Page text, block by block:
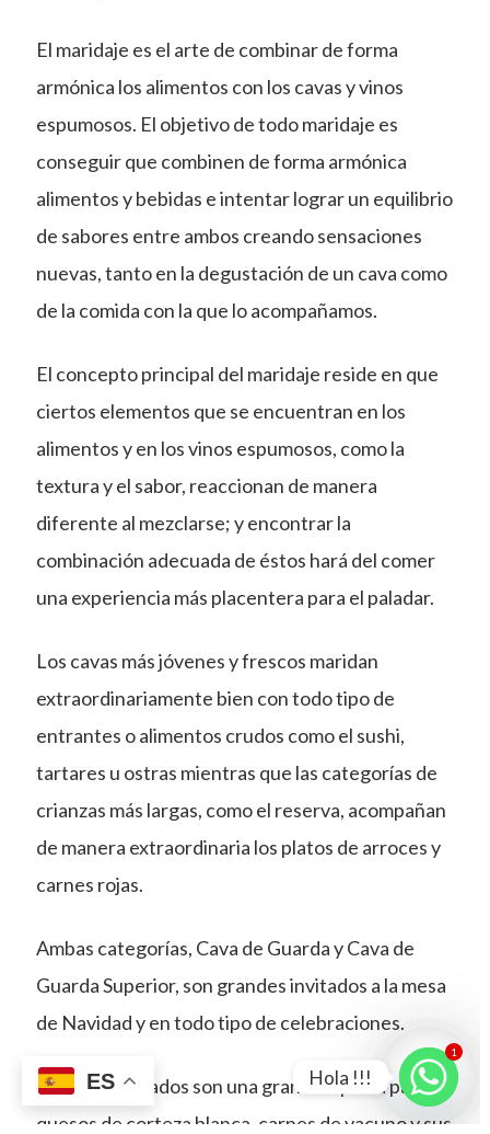
El maridaje es el arte de combinar de forma
armónica los alimentos con los cavas y vinos
espumosos. El objetivo de todo maridaje es
conseguir que combinen de forma armónica
alimentos y bebidas e intentar lograr un equilibrio
de sabores entre ambos creando sensaciones
nuevas, tanto en la degustación de un cava como
de la comida con la que lo acompañamos.
El concepto principal del maridaje reside en que
ciertos elementos que se encuentran en los
alimentos y en los vinos espumosos, como la
textura y el sabor, reaccionan de manera
diferente al mezclarse; y encontrar la
combinación adecuada de éstos hará del comer
una experiencia más placentera para el paladar.
Los cavas más jóvenes y frescos maridan
extraordinariamente bien con todo tipo de
entrantes o alimentos crudos como el sushi,
tartares u ostras mientras que las categorías de
crianzas más largas, como el reserva, acompañan
de manera extraordinaria los platos de arroces y
carnes rojas.
Ambas categorías, Cava de Guarda y Cava de
Guarda Superior, son grandes invitados a la mesa
de Navidad y en todo tipo de celebraciones.
Los cavas rosados son una gran compañía para
quesos de corteza blanca, carnes de vacuno y sus
ES
1
Hola !!!